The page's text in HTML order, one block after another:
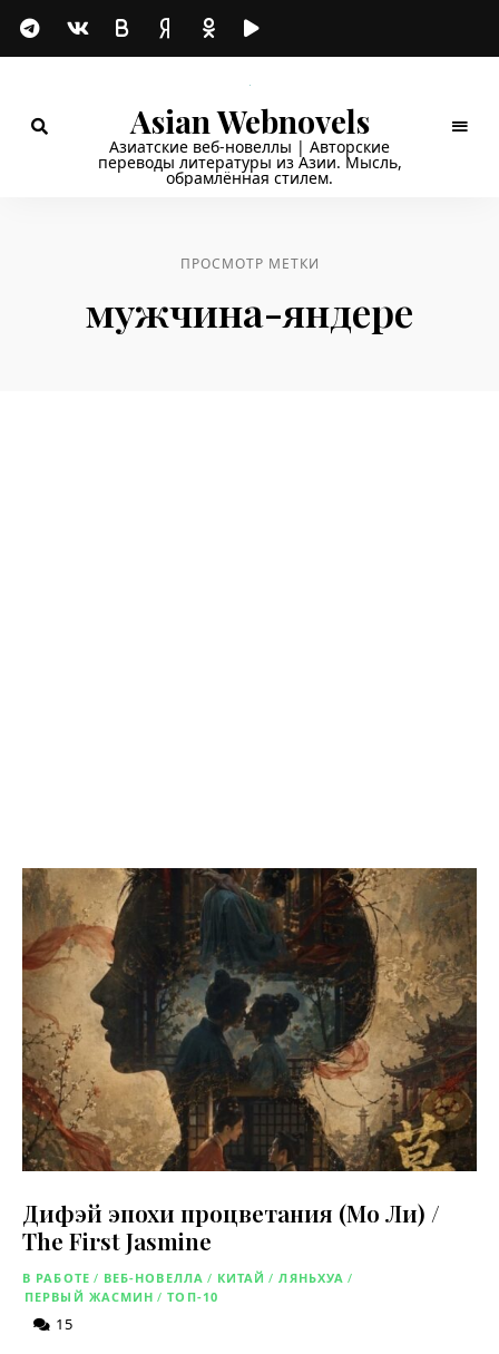
Asian Webnovels
Азиатские веб-новеллы | Авторские
переводы литературы из Азии. Мысль,
обрамлённая стилем.
ПРОСМОТР МЕТКИ
мужчина-яндере
Дифэй эпохи процветания (Мо Ли) /
The First Jasmine
В РАБОТЕ / ВЕБ-НОВЕЛЛА / КИТАЙ / ЛЯНЬХУА /
ПЕРВЫЙ ЖАСМИН / ТОП-10
15